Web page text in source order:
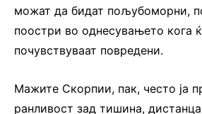
можат да бидат пољубоморни,
поостри во однесувањето кога
почувствуваат повредени.
Мажите Скорпии, пак, често ја
ранливост зад тишина,